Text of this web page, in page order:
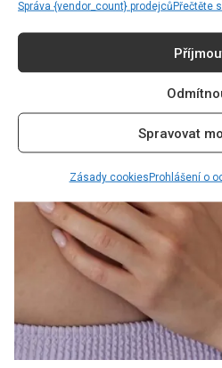
Správa {vendor_count} prodejcůPřečtěte
Spravovat
Zásady cookiesProhlášení o
PŘEČTĚTE SI TAKÉ:
MANIKÚRU SI ZAMILOVALA
VČETNĚ JENNIFER